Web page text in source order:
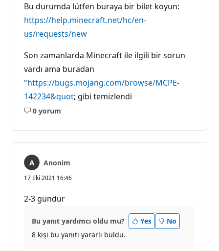
Bu durumda lütfen buraya bir bilet koyun:
https://help.minecraft.net/hc/en-
us/requests/new
Son zamanlarda Minecraft ile ilgili bir sorun
vardı ama buradan
"https://bugs.mojang.com/browse/MCPE-
142234&quot; gibi temizlendi
0 yorum
Açıklama
Anonim
17 Eki 2021 16:46
2-3 gündür
Bu yanıt yardımcı oldu mu? Yes
No
8 kişi bu yanıtı yararlı buldu.